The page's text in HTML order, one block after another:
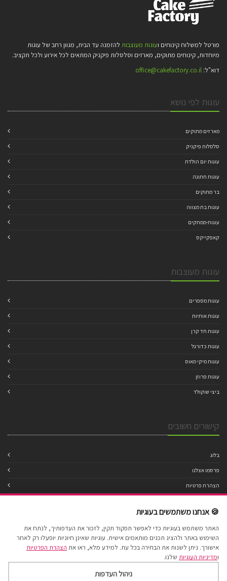
פורטל למשלוח קינוחים ועוגות מעוצבות להזמנה עד הבית, מגוון רחב של עוגות
מיוחדות, קינוחים מתוקים, מארזים וסלסלות פיקניק המתאים לכל אירוע ולכל תקציב.
דוא"ל: office@cakefactory.co.il
עוגות לפי נושא
מארזים מתוקים
סלסלות פיקניק
עוגות יום הולדת
עוגות חתונה
בר מתוקים
עוגות בת מצווה
עוגות-ממתקים
קאפקייקס
עוגות מעוצבות
עוגות מספרים
עוגות אותיות
עוגות חד קרן
עוגות כדורגל
עוגות מיקי מאוס
עוגות פרוזן
ביצי שוקולד
קישורים חשובים
בלוג
פרסמו אצלנו
הצהרת פרטיות
תנאי שימוש
הצהרת נגישות
מפת אתר
🍪 אנחנו משתמשים בעוגיות
האתר משתמש בעוגיות כדי לאפשר תפקוד תקין, לזכור את העדפותיך, לנתח את
השימוש באתר ולהציג תכנים מותאמים אישית. עוגיות שאינן חיוניות יופעלו רק לאחר
אישורך. ניתן לשנות את הבחירה בכל עת. למידע מלא, ראו את הצהרת הפרטיות
ומדיניות העוגיות שלנו.
ניהול העדפות